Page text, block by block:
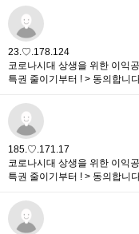
23.♡.178.124
코로나시대 상생을 위한 이익
특권 줄이기부터 ! > 동의합니
185.♡.171.17
코로나시대 상생을 위한 이익
특권 줄이기부터 ! > 동의합니